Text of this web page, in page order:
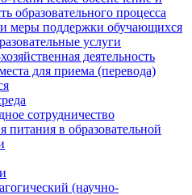
образовательного процесса
меры поддержки обучающихся
услуги
деятельность
для приема (перевода)
сотрудничество
питания в образовательной
(научно-